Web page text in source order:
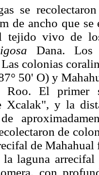
se
de ancho que
tejido vivo de
Dana.
colonias
50' O) y
Roo. El primer
Xcalak", y la
de
de Mahahual
la laguna